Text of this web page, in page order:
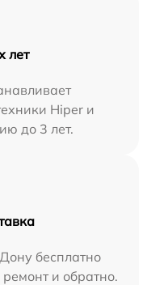
лет
Hiper и
до 3 лет.
бесплатно
и обратно.